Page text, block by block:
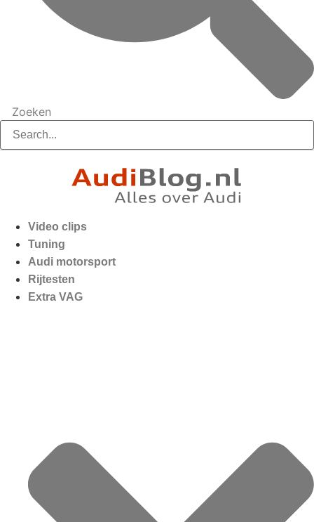
Zoeken
Video clips
Tuning
Audi motorsport
Rijtesten
Extra VAG